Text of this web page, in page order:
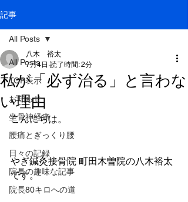
記事
All Posts
TOP表示
お知らせ
坐骨神経痛
腰痛とぎっくり腰
日々の記録
院長の趣味な記事
院長80キロへの道
All Posts
私が「必ず治る」と言わな
い理由
八木 裕太
7月4日 読了時間: 2分
こんにちは。
やぎ鍼灸接骨院 町田木曽院の八木裕太
です。